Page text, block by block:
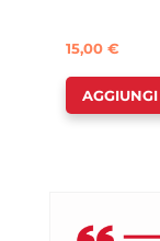
15,00 €